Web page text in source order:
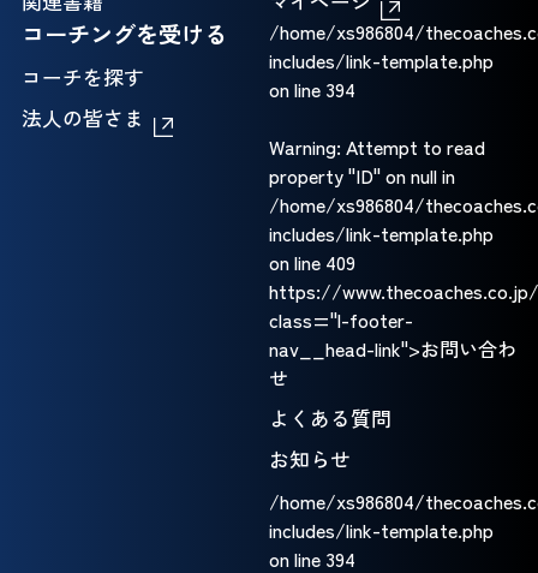
コーチングを受ける
コーチを探す
法人の皆さま
/home/xs986804/
includes/link-template.php
on line 394
Warning: Attempt to read
property "ID" on null in
/home/xs986804/
includes/link-template.php
on line 409
https://
class="l-footer-
nav__head-link">お問い合わ
せ
よくある質問
お知らせ
/home/xs986804/
includes/link-template.php
on line 394